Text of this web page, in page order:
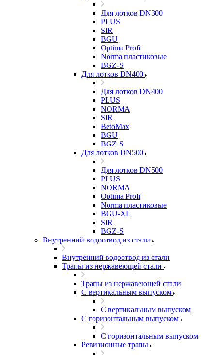
Для лотков DN300
PLUS
SIR
BGU
Optima Profi
Norma пластиковые
BGZ-S
Для лотков DN400
Для лотков DN400
PLUS
NORMA
SIR
BetoMax
BGU
BGZ-S
Для лотков DN500
Для лотков DN500
PLUS
NORMA
Optima Profi
Norma пластиковые
BGU-XL
SIR
BGZ-S
Внутренний водоотвод из стали
Внутренний водоотвод из стали
Трапы из нержавеющей стали
Трапы из нержавеющей стали
С вертикальным выпуском
С вертикальным выпуском
С горизонтальным выпуском
С горизонтальным выпуском
Ревизионные трапы